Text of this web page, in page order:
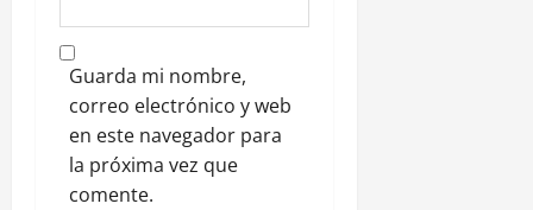
Guarda mi nombre,
correo electrónico y web
en este navegador para
la próxima vez que
comente.